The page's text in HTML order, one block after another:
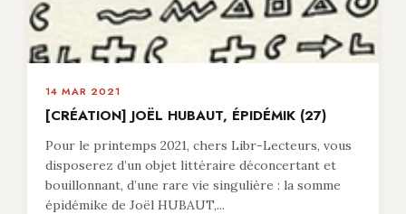
14 MAR 2021
[CRÉATION] JOËL HUBAUT, ÉPIDÉMIK (27)
Pour le printemps 2021, chers Libr-Lecteurs, vous
disposerez d’un objet littéraire déconcertant et
bouillonnant, d’une rare vie singulière : la somme
épidémike de Joël HUBAUT,...